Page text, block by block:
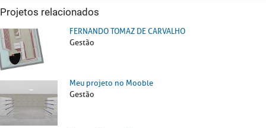
Projetos relacionados
FERNANDO TOMAZ DE CARVALHO
Gestão
Meu projeto no Mooble
Gestão